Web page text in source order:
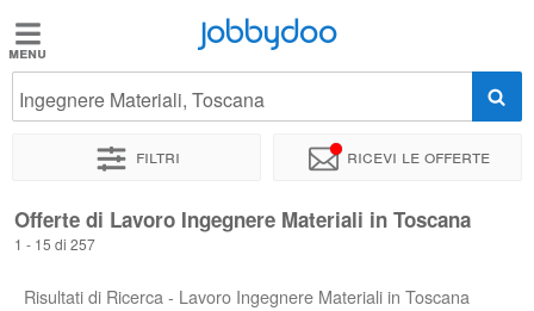
Jobbydoo
Offerte
Stipendi
Jobbydoo
Ingegnere Materiali, Toscana
Filtri Ricevi le offerte
Offerte di Lavoro Ingegnere Materiali in Toscana
1 - 15 di 257
Risultati di Ricerca - Lavoro Ingegnere Materiali in Toscana